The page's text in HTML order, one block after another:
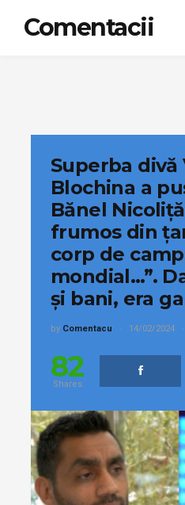
Comentacii
Superba divă
Blochina a
Bănel
frumos din
corp de
mondial…”.
și bani, era
by Comentacu 14/02/2024
82
Shares